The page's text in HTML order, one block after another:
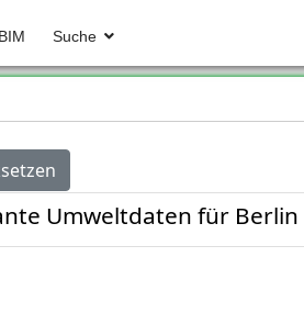
Suche
Umweltdaten für Berlin